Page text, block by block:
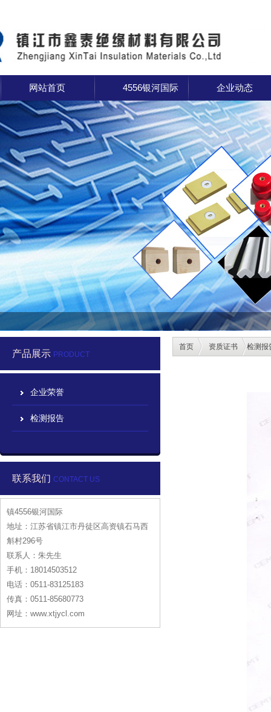
网站首页 4556银河国际 企业动态
产品展示 PRODUCT
企业荣誉
检测报告
联系我们 CONTACT US
镇4556银河国际
地址：江苏省镇江市丹徒区高资镇石马西
斛村296号
联系人：朱先生
手机：18014503512
电话：0511-83125183
传真：0511-85680773
网址：www.xtjycl.com
首页 资质证书 检测报